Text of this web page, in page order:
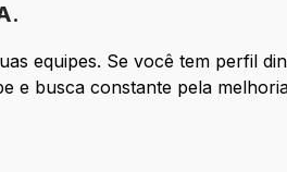
equipes. Se você tem perfil
e busca constante pela